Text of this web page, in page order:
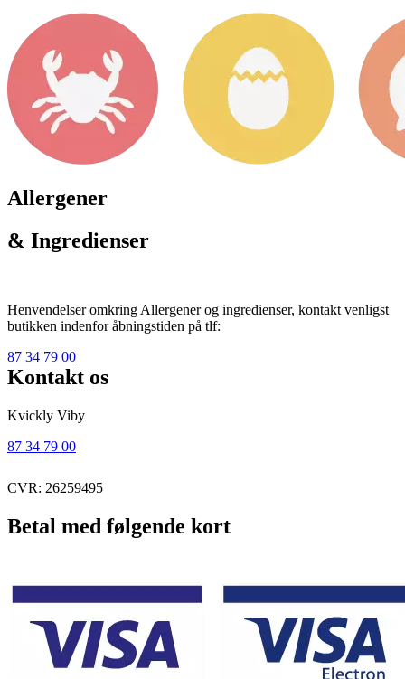
Allergener
& Ingredienser
Henvendelser omkring Allergener og ingredienser, kontakt venligst
butikken indenfor åbningstiden på tlf:
87 34 79 00
Kontakt os
Kvickly Viby
87 34 79 00
CVR: 26259495
Betal med følgende kort